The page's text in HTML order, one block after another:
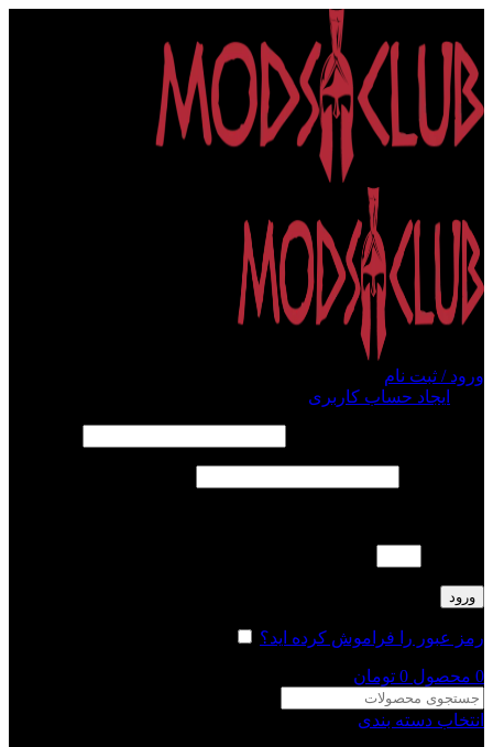
ورود / ثبت نام
ایجاد حساب کاربری
ورود
رمز عبور را فراموش کرده اید؟
0 محصول 0 تومان
انتخاب دسته بندی